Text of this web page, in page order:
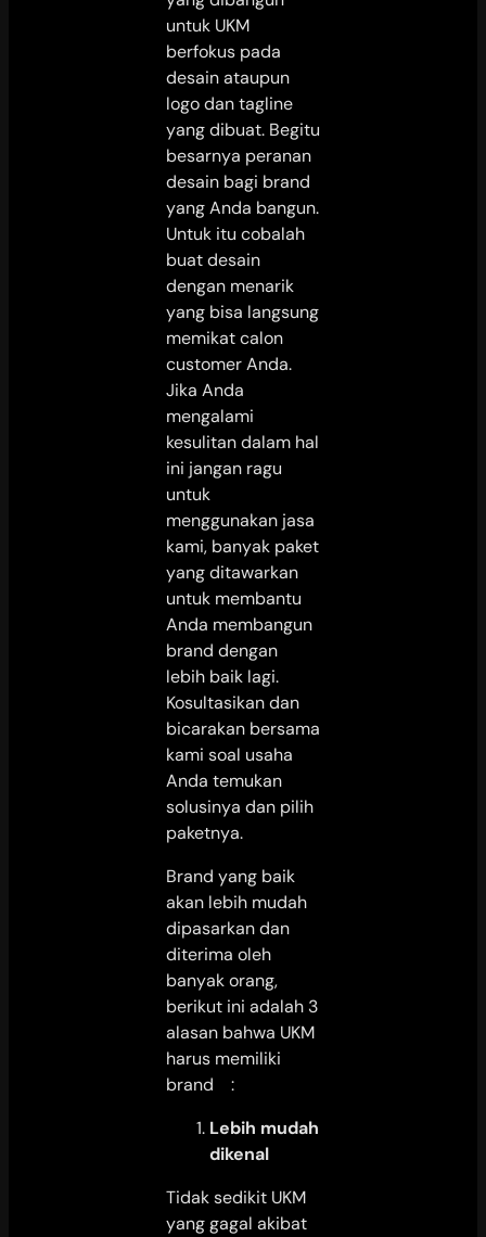
untuk UKM
berfokus pada
desain ataupun
logo dan tagline
yang dibuat. Begitu
besarnya peranan
desain bagi brand
yang Anda bangun.
Untuk itu cobalah
buat desain
dengan menarik
yang bisa langsung
memikat calon
customer Anda.
Jika Anda
mengalami
kesulitan dalam hal
ini jangan ragu
untuk
menggunakan jasa
kami, banyak paket
yang ditawarkan
untuk membantu
Anda membangun
brand dengan
lebih baik lagi.
Kosultasikan dan
bicarakan bersama
kami soal usaha
Anda temukan
solusinya dan pilih
paketnya.
Brand yang baik
akan lebih mudah
dipasarkan dan
diterima oleh
banyak orang,
berikut ini adalah 3
alasan bahwa UKM
harus memiliki
brand :
Lebih mudah
dikenal
Tidak sedikit UKM
yang gagal akibat